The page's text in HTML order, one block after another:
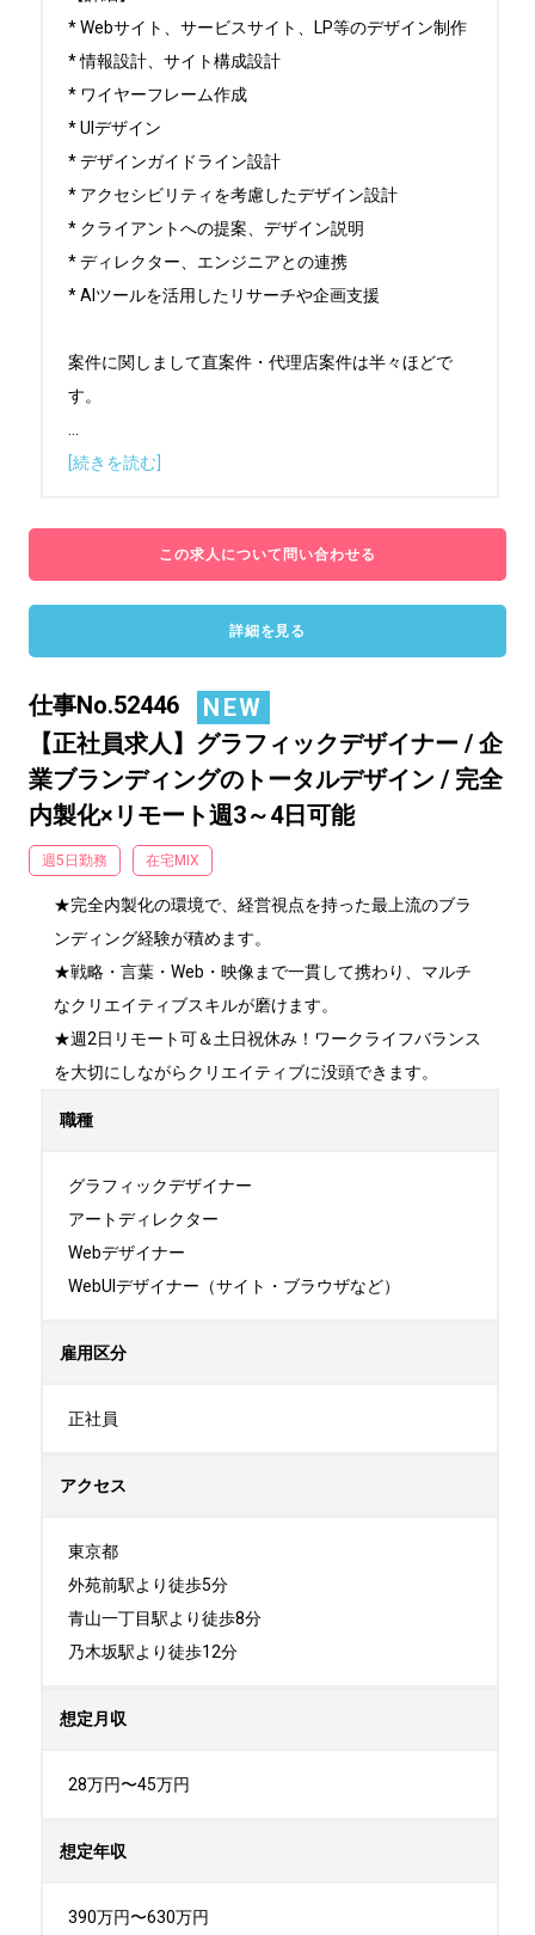
* Webサイト、サービスサイト、LP等のデザイン制作
* 情報設計、サイト構成設計
* ワイヤーフレーム作成
* UIデザイン
* デザインガイドライン設計
* アクセシビリティを考慮したデザイン設計
* クライアントへの提案、デザイン説明
* ディレクター、エンジニアとの連携
* AIツールを活用したリサーチや企画支援
案件に関しまして直案件・代理店案件は半々ほどで
[続きを読む]
この求人について問い合わせる
詳細を見る
仕事No.52446
NEW
【正社員求人】グラフィックデザイナー / 企
業ブランディングのトータルデザイン / 完全
内製化×リモート週3～4日可能
週5日勤務 在宅MIX
★完全内製化の環境で、経営視点を持った最上流のブラ
ンディング経験が積めます。
★戦略・言葉・Web・映像まで一貫して携わり、マルチ
なクリエイティブスキルが磨けます。
★週2日リモート可＆土日祝休み！ワークライフバランス
を大切にしながらクリエイティブに没頭できます。
職種
グラフィックデザイナー
アートディレクター
Webデザイナー
WebUIデザイナー（サイト・ブラウザなど）
雇用区分
正社員
アクセス
東京都
外苑前駅より徒歩5分
青山一丁目駅より徒歩8分
乃木坂駅より徒歩12分
想定月収
28万円〜45万円
想定年収
390万円〜630万円